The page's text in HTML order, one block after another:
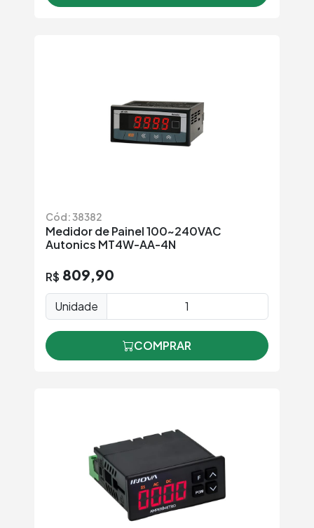
Cód: 38382
Medidor de Painel 100~240VAC
Autonics MT4W-AA-4N
R$ 809,90
Unidade
COMPRAR